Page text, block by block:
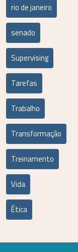
rio de janeiro
senado
Supervising
Tarefas
Trabalho
Transformação
Treinamento
Vida
Ética